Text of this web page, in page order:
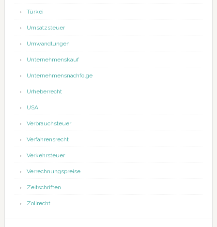
Türkei
Umsatzsteuer
Umwandlungen
Unternehmenskauf
Unternehmensnachfolge
Urheberrecht
USA
Verbrauchsteuer
Verfahrensrecht
Verkehrsteuer
Verrechnungspreise
Zeitschriften
Zollrecht